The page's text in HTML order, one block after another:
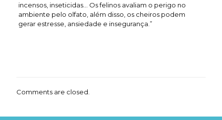
incensos, inseticidas… Os felinos avaliam o perigo no
ambiente pelo olfato, além disso, os cheiros podem
gerar estresse, ansiedade e insegurança.”
Comments are closed.